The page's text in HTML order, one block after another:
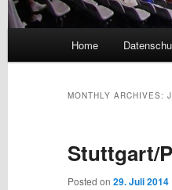
Home
MONTHLY ARCHIVES:
Stuttgart/
Posted on 29. Juli 2014